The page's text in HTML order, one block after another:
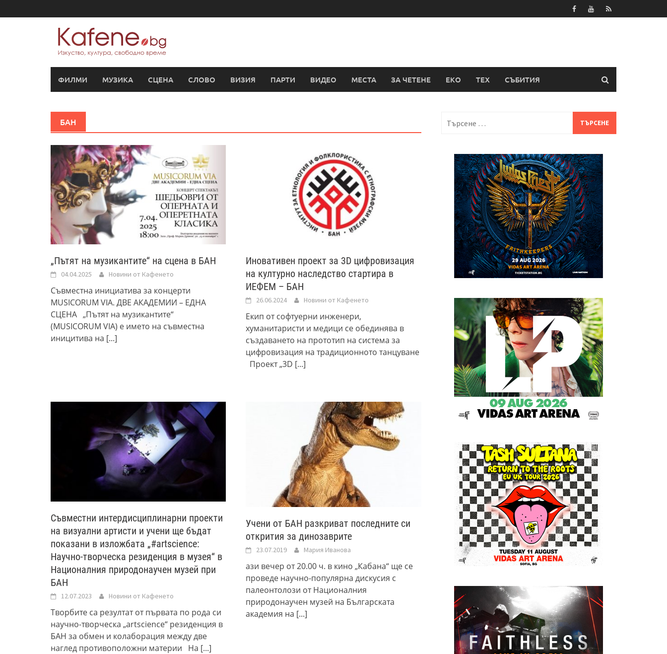
to
ФИЛМИ МУЗИКА СЦЕНА СЛОВО ВИЗИЯ ПАРТИ ВИДЕО МЕСТА ЗА ЧЕТЕНЕ ЕКО ТЕХ СЪБИТИЯ
БАН
„Пътят на музикантите“ на сцена в БАН
04.04.2025 Новини от Кафенето
Съвместна инициатива за концерти
MUSICORUM VIA. ДВЕ АКАДЕМИИ – ЕДНА
СЦЕНА „Пътят на музикантите“
(MUSICORUM VIA) е името на съвместна
иницитива на [...]
Иновативен проект за 3D цифровизация
на културно наследство стартира в
ИЕФЕМ – БАН
26.06.2024 Новини от Кафенето
Екип от софтуерни инженери,
хуманитаристи и медици се обединява в
създаването на прототип на система за
цифровизация на традиционното танцуване
Проект „3D [...]
Съвместни интердисциплинарни проекти
на визуални артисти и учени ще бъдат
показани в изложбата „#artscience:
Научно-творческа резиденция в музея“ в
Националния природонаучен музей при
БАН
12.07.2023 Новини от Кафенето
Творбите са резултат от първата по рода си
научно-творческа „аrtscience“ резиденция в
БАН за обмен и колаборация между две
наглед противоположни материи На [...]
Учени от БАН разкриват последните си
открития за динозаврите
23.07.2019 Мария Иванова
ази вечер от 20.00 ч. в кино „Кабана“ ще се
проведе научно-популярна дискусия с
палеонтолози от Националния
природонаучен музей на Българската
академия на [...]
за: